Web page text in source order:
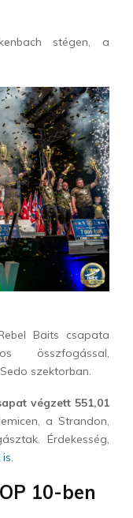
stégen, a
Baits csapata
összfogással,
szektorban.
végzett 551,01
a Strandon,
Érdekesség,
10-ben